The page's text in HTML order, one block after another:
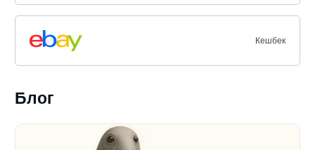
Кешбек
Блог